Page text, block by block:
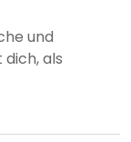
und
als